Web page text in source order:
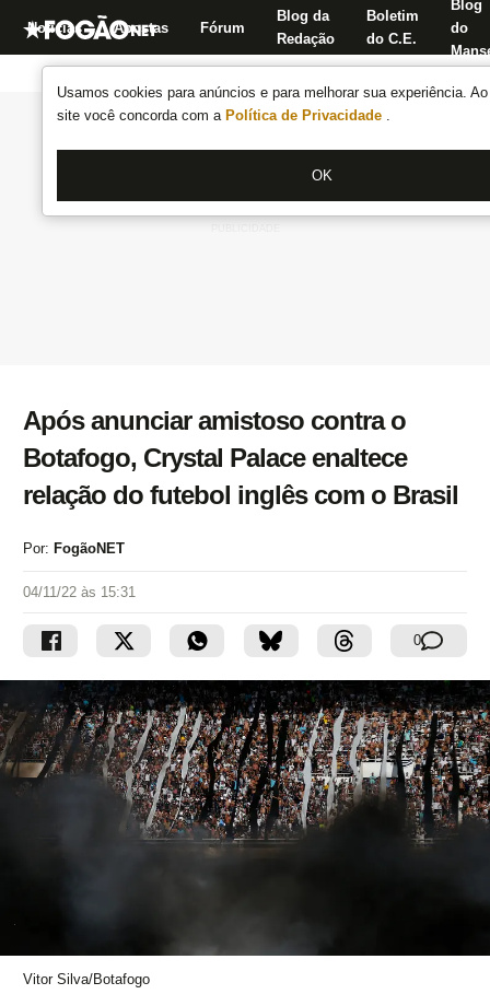
Usamos cookies para anúncios e para melhorar sua experiência.
site você concorda com a Política de Privacidade .
OK
Notícias Apostas Fórum
Blog da
Redação
Boletim
do C.E.
Blog
do
Após anunciar amistoso contra o
Botafogo, Crystal Palace enaltece
relação do futebol inglês com o Brasil
Por: FogãoNET
04/11/22 às 15:31
0
Vitor Silva/Botafogo